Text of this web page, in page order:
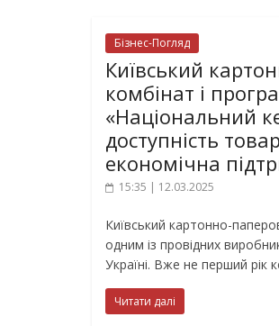
Бізнес-Погляд
Київський
комбінат і
«Національний
доступність
економічна
15:35 | 12.03.2025
Київський картонно-
одним із провідних
Україні. Вже не перший рік
Читати далі